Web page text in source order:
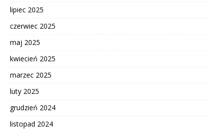
lipiec 2025
czerwiec 2025
maj 2025
kwiecień 2025
marzec 2025
luty 2025
grudzień 2024
listopad 2024